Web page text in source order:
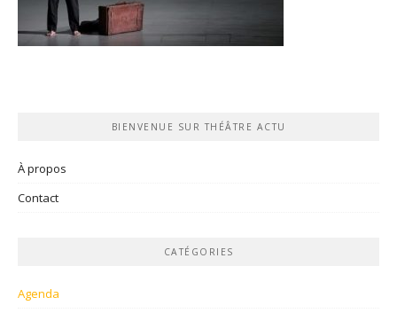
BIENVENUE SUR THÉÂTRE ACTU
À propos
Contact
CATÉGORIES
Agenda